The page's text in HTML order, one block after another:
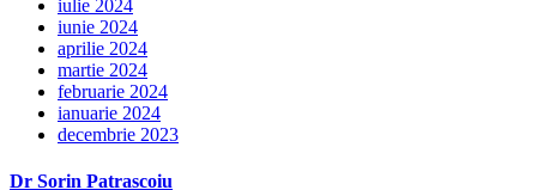
iulie 2024
iunie 2024
aprilie 2024
martie 2024
februarie 2024
ianuarie 2024
decembrie 2023
Dr Sorin Patrascoiu